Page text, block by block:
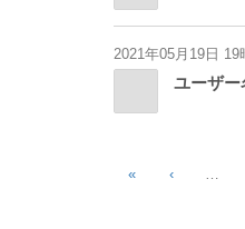
2021年05月19日 19
ユーザー
« ‹ …